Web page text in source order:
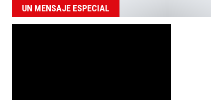
UN MENSAJE ESPECIAL